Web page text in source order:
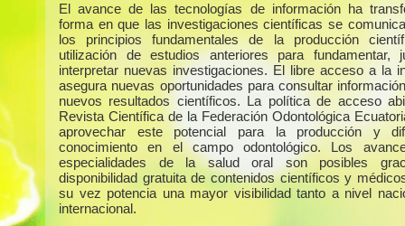
El avance de las tecnologías de información ha
forma en que las investigaciones científicas se
los principios fundamentales de la producción
utilización de estudios anteriores para fundamentar,
interpretar nuevas investigaciones. El libre acceso a la
asegura nuevas oportunidades para consultar
nuevos resultados científicos. La política de acceso
Revista Científica de la Federación Odontológica
aprovechar este potencial para la producción y
conocimiento en el campo odontológico. Los
especialidades de la salud oral son posibles
disponibilidad gratuita de contenidos científicos y
su vez potencia una mayor visibilidad tanto a nivel
internacional.